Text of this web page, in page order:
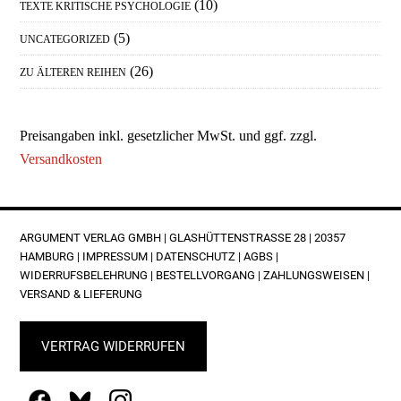
TEXTE KRITISCHE PSYCHOLOGIE (10)
UNCATEGORIZED (5)
ZU ÄLTEREN REIHEN (26)
Preisangaben inkl. gesetzlicher MwSt. und ggf. zzgl.
Versandkosten
FOOTER
ARGUMENT VERLAG GMBH | GLASHÜTTENSTRASSE 28 | 20357 H
AMBURG | IMPRESSUM | DATENSCHUTZ |AGBS |
WIDERRUFSBELEHRUNG | BESTELLVORGANG |ZAHLUNGSWEISEN |
VERSAND & LIEFERUNG
VERTRAG WIDERRUFEN